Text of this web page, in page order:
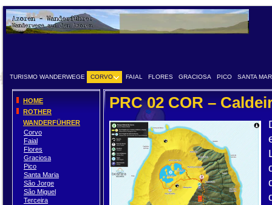
TURISMO WANDERWEGE CORVO FAIAL FLORES GRACIOSA PICO SANTA
PRC 02 COR –
HOME
ROTHER
WANDERFÜHRER
Corvo
Faial
Flores
Graciosa
Pico
Santa Maria
São Jorge
São Miguel
Terceira